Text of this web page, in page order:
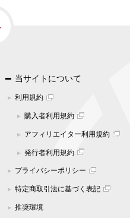
当サイトについて
利用規約
購入者利用規約
アフィリエイター利用規約
発行者利用規約
プライバシーポリシー
特定商取引法に基づく表記
推奨環境